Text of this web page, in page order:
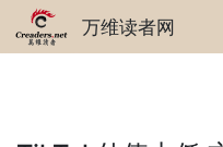
万维读者网